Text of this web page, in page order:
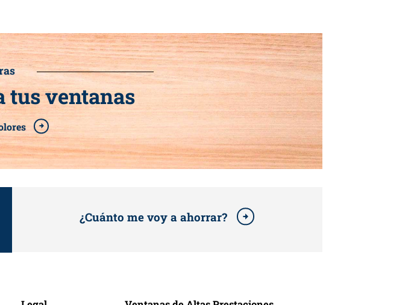
tus ventanas
¿Cuánto me voy a ahorrar?